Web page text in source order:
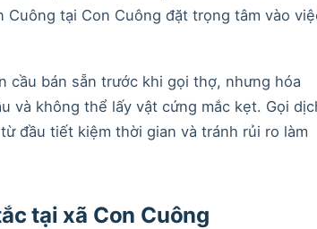
tại Con Cuông đặt trọng tâm vào
cầu bán sẵn trước khi gọi thợ, nhưng hóa
và không thể lấy vật cứng mắc kẹt. Gọi
đầu tiết kiệm thời gian và tránh rủi ro làm
tại xã Con Cuông